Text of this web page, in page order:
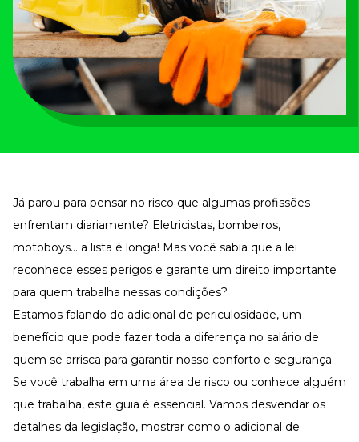
Tudo para facilitar a rotina
Imprensa
VR na Imprensa
Cursos
Cursos
Departamento Pessoal
Para simplificar os processos
Eleve os resultados da organização
Gestão de Pessoas e Liderança
Capacitação com especialistas
Recursos Humanos
Fortaleça a cultura organizacional
Treinamento de Produto
Desenvolva a sua equipe
Materiais Gratuitos
Materiais Gratuitos
Já parou para pensar no risco que algumas profissões
enfrentam diariamente? Eletricistas, bombeiros,
motoboys… a lista é longa! Mas você sabia que a lei
reconhece esses perigos e garante um direito importante
para quem trabalha nessas condições?
Estamos falando do adicional de periculosidade, um
benefício que pode fazer toda a diferença no salário de
quem se arrisca para garantir nosso conforto e segurança.
Se você trabalha em uma área de risco ou conhece alguém
que trabalha, este guia é essencial. Vamos desvendar os
detalhes da legislação, mostrar como o adicional de